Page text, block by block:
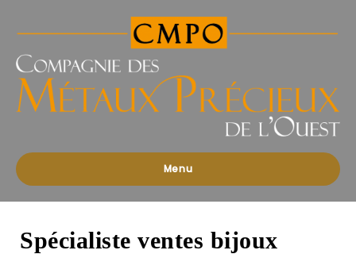
des
Précieux
l'Ouest
Menu
Spécialiste ventes bijoux